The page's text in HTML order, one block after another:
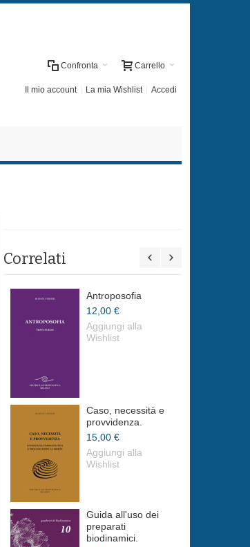
Carrello
Confronta
Il mio account La mia Wishlist Accedi
Correlati
Antroposofia
12,00 €
Aggiungi alla
Wishlist
Caso, necessità e
provvidenza.
15,00 €
Aggiungi alla
Wishlist
Guida all'uso dei
preparati
biodinamici.